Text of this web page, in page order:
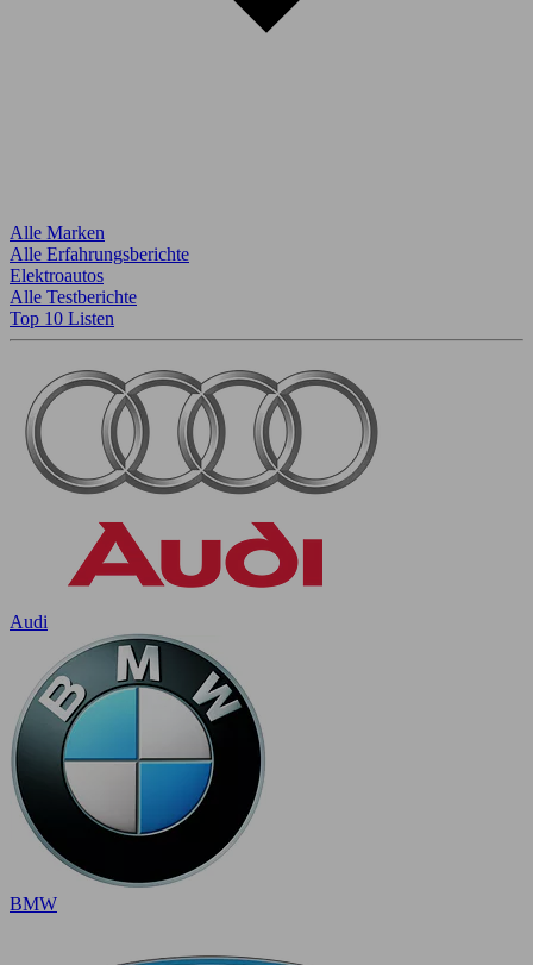
Alle Marken
Alle Erfahrungsberichte
Elektroautos
Alle Testberichte
Top 10 Listen
Audi
BMW